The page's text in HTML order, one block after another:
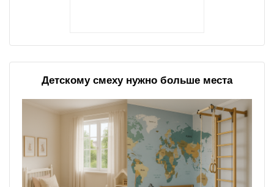
Детскому смеху нужно больше места